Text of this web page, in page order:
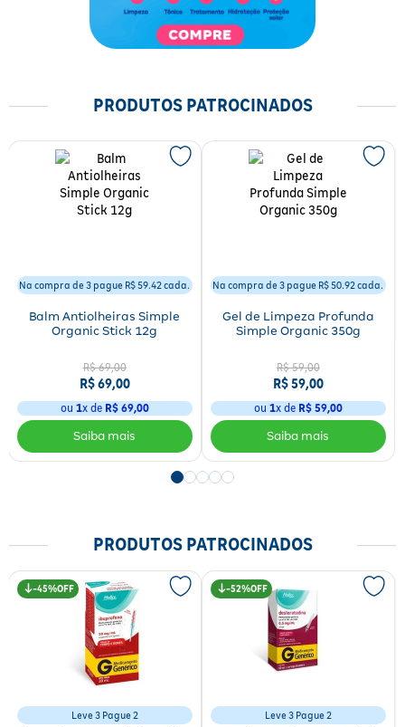
PRODUTOS PATROCINADOS
Na compra de 3 pague R$ 59.42 cada.
Balm Antiolheiras Simple
Organic Stick 12g
R$ 69,00
R$ 69,00
ou 1x de R$ 69,00
Na compra de 3 pague R$ 50.92 cada.
Gel de Limpeza Profunda
Simple Organic 350g
R$ 59,00
R$ 59,00
ou 1x de R$ 59,00
PRODUTOS PATROCINADOS
45%
Leve 3 Pague 2
52%
Leve 3 Pague 2